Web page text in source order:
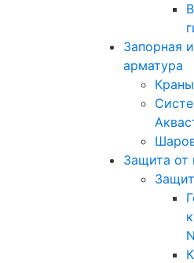
Запорная
арматура
Защита от